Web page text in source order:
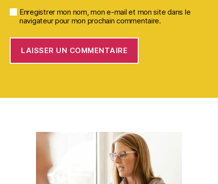
Enregistrer mon nom, mon e-mail et mon site dans le
navigateur pour mon prochain commentaire.